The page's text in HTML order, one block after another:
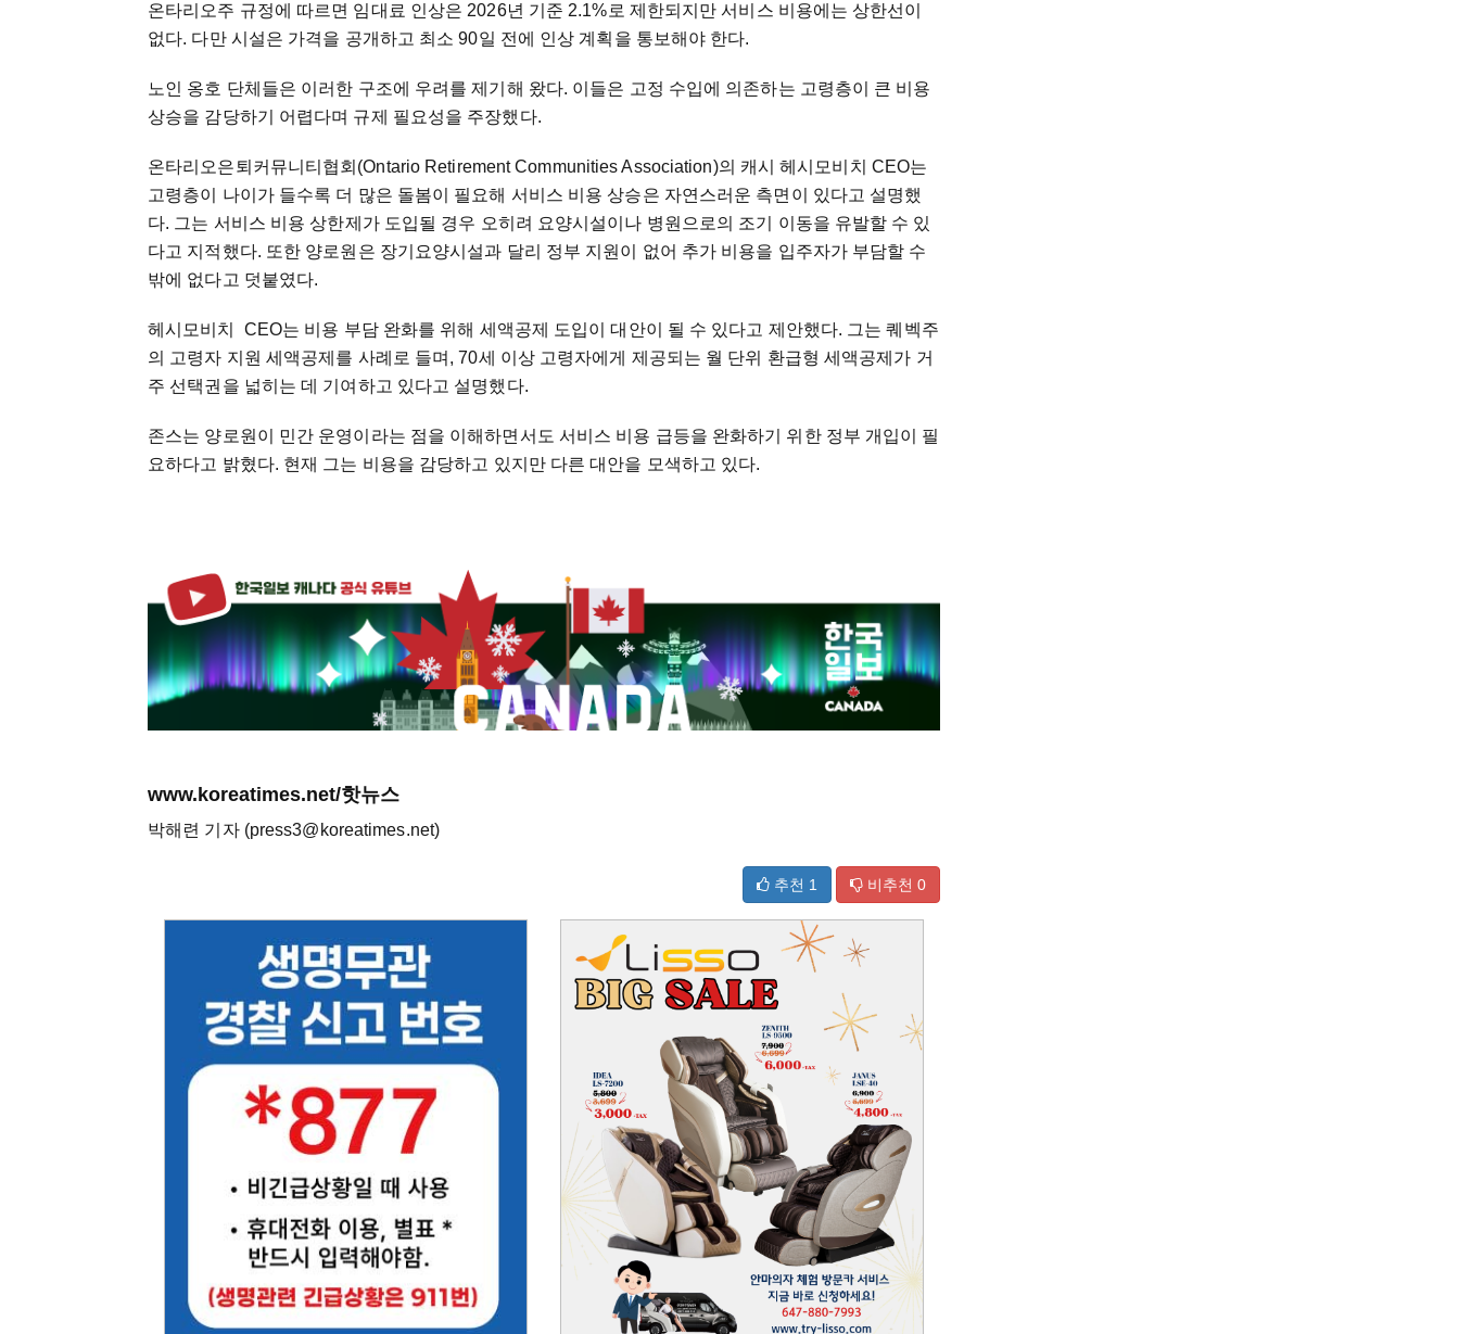
온타리오주 규정에 따르면 임대료 인상은 2026년 기준 2.1%로 제한되지만 서비스 비용에는 상한선이
없다. 다만 시설은 가격을 공개하고 최소 90일 전에 인상 계획을 통보해야 한다.
노인 옹호 단체들은 이러한 구조에 우려를 제기해 왔다. 이들은 고정 수입에 의존하는 고령층이 큰 비용
상승을 감당하기 어렵다며 규제 필요성을 주장했다.
온타리오은퇴커뮤니티협회(Ontario Retirement Communities Association)의 캐시 헤시모비치 CEO는
고령층이 나이가 들수록 더 많은 돌봄이 필요해 서비스 비용 상승은 자연스러운 측면이 있다고 설명했
다. 그는 서비스 비용 상한제가 도입될 경우 오히려 요양시설이나 병원으로의 조기 이동을 유발할 수 있
다고 지적했다. 또한 양로원은 장기요양시설과 달리 정부 지원이 없어 추가 비용을 입주자가 부담할 수
밖에 없다고 덧붙였다.
헤시모비치 CEO는 비용 부담 완화를 위해 세액공제 도입이 대안이 될 수 있다고 제안했다. 그는 퀘벡주
의 고령자 지원 세액공제를 사례로 들며, 70세 이상 고령자에게 제공되는 월 단위 환급형 세액공제가 거
주 선택권을 넓히는 데 기여하고 있다고 설명했다.
존스는 양로원이 민간 운영이라는 점을 이해하면서도 서비스 비용 급등을 완화하기 위한 정부 개입이 필
요하다고 밝혔다. 현재 그는 비용을 감당하고 있지만 다른 대안을 모색하고 있다.
www.koreatimes.net/핫뉴스
박해련 기자 (press3@koreatimes.net)
추천 1 비추천 0